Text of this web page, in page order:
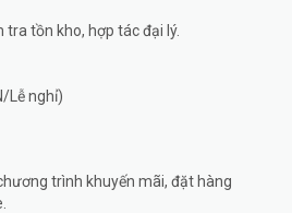
tra tồn kho, hợp tác đại lý.
Lễ nghỉ)
trình khuyến mãi, đặt hàng